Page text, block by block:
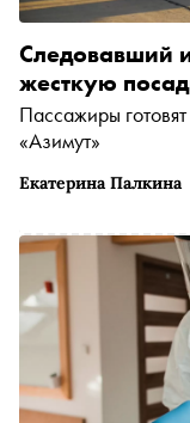
Екатерина Палкина
Следовавший
жесткую
Пассажиры
«Азимут»